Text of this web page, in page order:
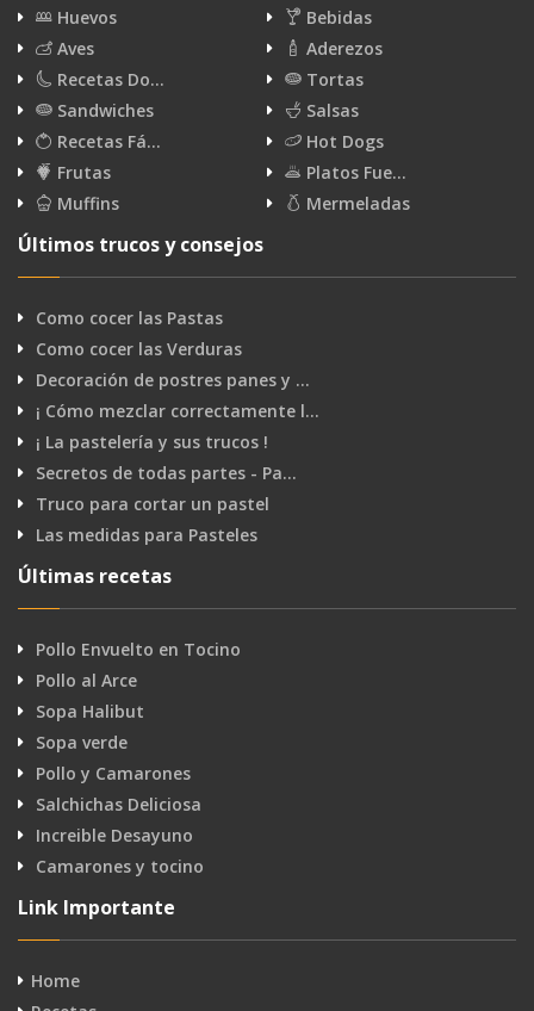
Huevos
Bebidas
Aves
Aderezos
Recetas Do…
Tortas
Sandwiches
Salsas
Recetas Fá…
Hot Dogs
Frutas
Platos Fue…
Muffins
Mermeladas
Últimos trucos y consejos
Como cocer las Pastas
Como cocer las Verduras
Decoración de postres panes y …
¡ Cómo mezclar correctamente l…
¡ La pastelería y sus trucos !
Secretos de todas partes - Pa…
Truco para cortar un pastel
Las medidas para Pasteles
Últimas recetas
Pollo Envuelto en Tocino
Pollo al Arce
Sopa Halibut
Sopa verde
Pollo y Camarones
Salchichas Deliciosa
Increible Desayuno
Camarones y tocino
Link Importante
Home